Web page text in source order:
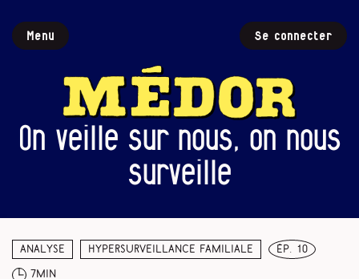
Menu Se connecter
On veille sur nous, on nous
surveille
Analyse Hypersurveillance familiale ép. 10
7min